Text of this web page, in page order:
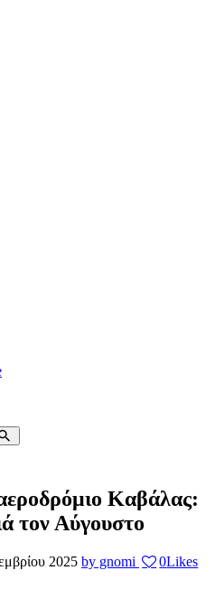
Καβάλας:
τον Αύγουστο
2025 by gnomi 0Likes